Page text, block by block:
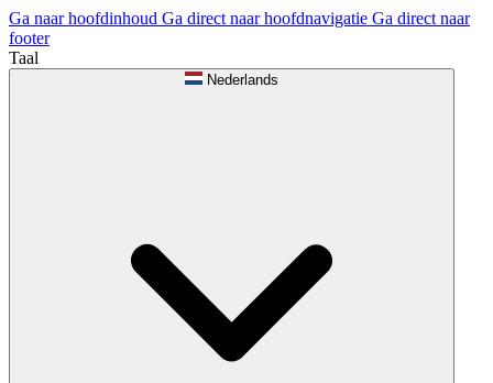
Ga naar hoofdinhoud Ga direct naar hoofdnavigatie Ga direct naar
footer
Taal
Nederlands